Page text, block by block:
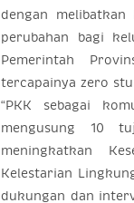
dengan melibatkan
perubahan bagi
Pemerintah
tercapainya zero
“PKK sebagai
mengusung 10
meningkatkan
Kelestarian
dukungan dan